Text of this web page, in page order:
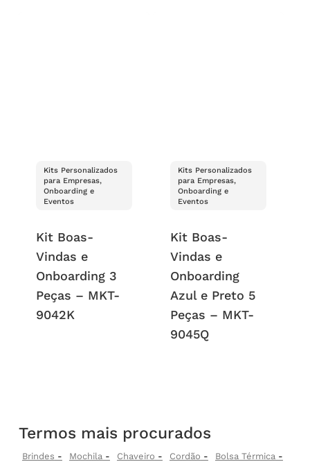
Kits Personalizados
para Empresas,
Onboarding e
Eventos
Kit Boas-
Vindas e
Onboarding 3
Peças – MKT-
9042K
Kits Personalizados
para Empresas,
Onboarding e
Eventos
Kit Boas-
Vindas e
Onboarding
Azul e Preto 5
Peças – MKT-
9045Q
Termos mais procurados
Brindes Mochila Chaveiro Cordão
Bolsa Térmica